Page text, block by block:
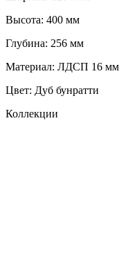
Высота: 400 мм
Глубина: 256 мм
Материал: ЛДСП 16 мм
Цвет: Дуб бунратти
Коллекции